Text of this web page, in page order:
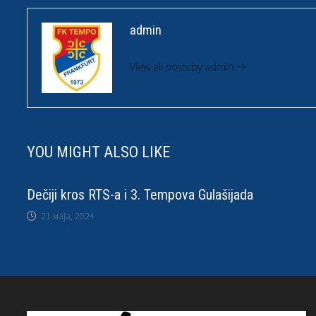
admin
View all posts by admin →
YOU MIGHT ALSO LIKE
Dečiji kros RTS-a i 3. Tempova Gulašijada
21 маја, 2024